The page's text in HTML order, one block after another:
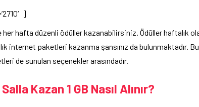
her hafta düzenli ödüller kazanabilirsiniz. Ödüller haftalık
internet paketleri kazanma şansınız da bulunmaktadır.
de sunulan seçenekler arasındadır.
Kazan 1 GB Nasıl Alınır?